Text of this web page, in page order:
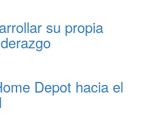
su propia
Depot hacia el